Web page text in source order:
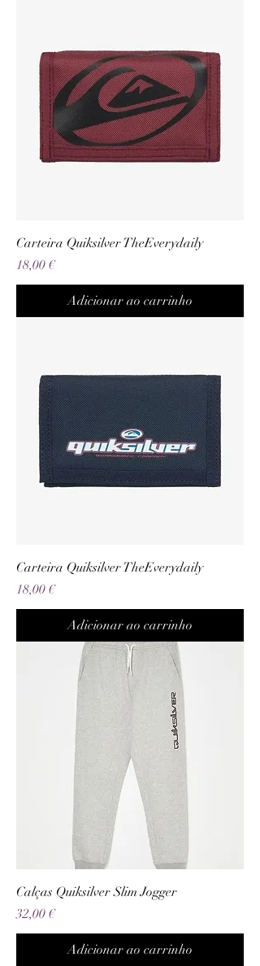
Carteira Quiksilver TheEverydaily
Preço
18,00 €
Adicionar ao carrinho
Carteira Quiksilver TheEverydaily
Preço
18,00 €
Adicionar ao carrinho
Calças Quiksilver Slim Jogger
Preço
32,00 €
Adicionar ao carrinho